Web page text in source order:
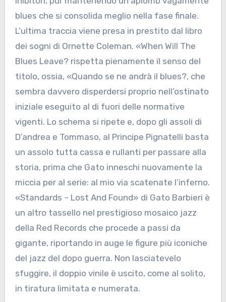
blues che si consolida meglio nella fase finale.
L’ultima traccia viene presa in prestito dal libro
dei sogni di Ornette Coleman. «When Will The
Blues Leave? rispetta pienamente il senso del
titolo, ossia, «Quando se ne andrà il blues?, che
sembra davvero disperdersi proprio nell’ostinato
iniziale eseguito al di fuori delle normative
vigenti. Lo schema si ripete e, dopo gli assoli di
D’andrea e Tommaso, al Principe Pignatelli basta
un assolo tutta cassa e rullanti per passare alla
storia, prima che Gato inneschi nuovamente la
miccia per al serie: al mio via scatenate l’inferno.
«Standards – Lost And Found» di Gato Barbieri è
un altro tassello nel prestigioso mosaico jazz
della Red Records che procede a passi da
gigante, riportando in auge le figure più iconiche
del jazz del dopo guerra. Non lasciatevelo
sfuggire, il doppio vinile è uscito, come al solito,
in tiratura limitata e numerata.